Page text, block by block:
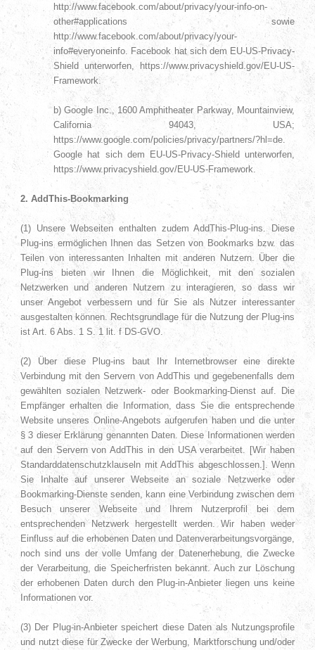
http://www.facebook.com/about/privacy/your-info-on-
other#applications sowie
http://www.facebook.com/about/privacy/your-
info#everyoneinfo.
Facebook hat sich dem EU-US-Privacy-
Shield unterworfen, https://www.privacyshield.gov/EU-US-
Framework.
b) Google Inc., 1600 Amphitheater Parkway, Mountainview,
California 94043, USA;
https://www.google.com/policies/privacy/partners/?hl=de.
Google hat sich dem EU-US-Privacy-Shield unterworfen,
https://www.privacyshield.gov/EU-US-Framework.
2. AddThis-Bookmarking
(1) Unsere Webseiten enthalten zudem AddThis-Plug-ins. Diese
Plug-ins ermöglichen Ihnen das Setzen von Bookmarks bzw. das
Teilen von interessanten Inhalten mit anderen Nutzern. Über die
Plug-ins bieten wir Ihnen die Möglichkeit, mit den sozialen
Netzwerken und anderen Nutzern zu interagieren, so dass wir
unser Angebot verbessern und für Sie als Nutzer interessanter
ausgestalten können. Rechtsgrundlage für die Nutzung der Plug-ins
ist Art. 6 Abs. 1 S. 1 lit. f DS-GVO.
(2) Über diese Plug-ins baut Ihr Internetbrowser eine direkte
Verbindung mit den Servern von AddThis und gegebenenfalls dem
gewählten sozialen Netzwerk- oder Bookmarking-Dienst auf. Die
Empfänger erhalten die Information, dass Sie die entsprechende
Website unseres Online-Angebots aufgerufen haben und die unter
§ 3 dieser Erklärung genannten Daten. Diese Informationen werden
auf den Servern von AddThis in den USA verarbeitet. [Wir haben
Standarddatenschutzklauseln mit AddThis abgeschlossen.]. Wenn
Sie Inhalte auf unserer Webseite an soziale Netzwerke oder
Bookmarking-Dienste senden, kann eine Verbindung zwischen dem
Besuch unserer Webseite und Ihrem Nutzerprofil bei dem
entsprechenden Netzwerk hergestellt werden. Wir haben weder
Einfluss auf die erhobenen Daten und Datenverarbeitungsvorgänge,
noch sind uns der volle Umfang der Datenerhebung, die Zwecke
der Verarbeitung, die Speicherfristen bekannt. Auch zur Löschung
der erhobenen Daten durch den Plug-in-Anbieter liegen uns keine
Informationen vor.
(3) Der Plug-in-Anbieter speichert diese Daten als Nutzungsprofile
und nutzt diese für Zwecke der Werbung, Marktforschung und/oder